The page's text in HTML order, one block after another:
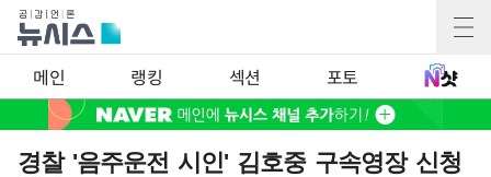
메인 랭킹 섹션 포토
경찰 '음주운전 시인' 김호중 구속영장 신청